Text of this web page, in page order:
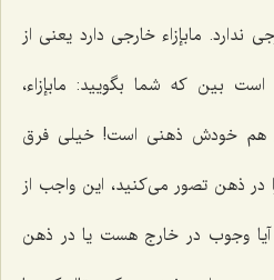
مابإزاء خارجی دارد یعنی از
بین که شما بگویید: مابإزاء،
هم خودش ذهنی است! خیلی فرق
ذهن تصور می‌کنید، این واجب از
وجوب در خارج هست یا در ذهن